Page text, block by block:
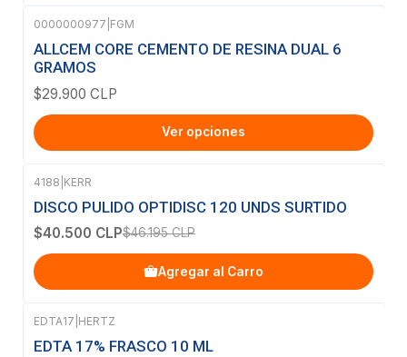
0000000977 FGM
ALLCEM CORE CEMENTO DE RESINA DUAL 6
GRAMOS
$29.900 CLP
Ver opciones
-12%OFF
4188 KERR
DISCO PULIDO OPTIDISC 120 UNDS SURTIDO
$40.500 CLP$46.195 CLP
Agregar al Carro
Agotado
EDTA17 HERTZ
EDTA 17% FRASCO 10 ML